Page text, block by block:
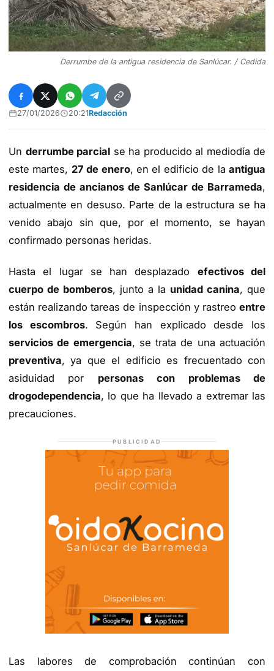
Derrumbe de la antigua residencia de Sanlúcar. / Cedida
27/01/2026 20:21Redacción
Un derrumbe parcial se ha producido al mediodía de
este martes, 27 de enero, en el edificio de laantigua
residencia de ancianos de Sanlúcar de Barrameda,
actualmente en desuso. Parte de la estructura se ha
venido abajo sin que, por el momento, se hayan
confirmado personas heridas.
Hasta el lugar se han desplazado efectivos del
cuerpo de bomberos, junto a la unidad canina, que
están realizando tareas de inspección y rastreo entre
los escombros. Según han explicado desde los
servicios de emergencia, se trata de una actuación
preventiva, ya que el edificio es frecuentado con
asiduidad por personas con problemas de
drogodependencia, lo que ha llevado a extremar las
precauciones.
PUBLICIDAD
Las labores de comprobación continúan con